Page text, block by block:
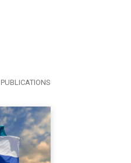
PUBLICATIONS